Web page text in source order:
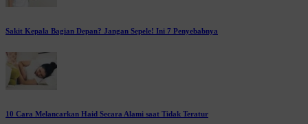
Sakit Kepala Bagian Depan? Jangan Sepele! Ini 7 Penyebabnya
10 Cara Melancarkan Haid Secara Alami saat Tidak Teratur